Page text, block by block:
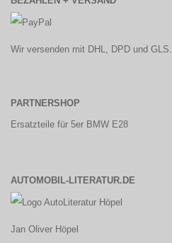
Wir versenden mit DHL, DPD und GLS.
PARTNERSHOP
Ersatzteile für 5er BMW E28
AUTOMOBIL-LITERATUR.DE
Jan Oliver Höpel